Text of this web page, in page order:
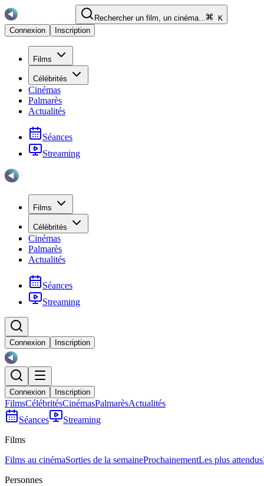
Rechercher un film, un cinéma...
K
Connexion
Inscription
Films
Célébrités
Cinémas
Palmarès
Actualités
Séances
Streaming
Films
Célébrités
Cinémas
Palmarès
Actualités
Séances
Streaming
Connexion Inscription
Connexion Inscription
FilmsCélébritésCinémasPalmarèsActualités
Séances
Streaming
Films
Films au cinémaSorties de la semaineProchainementLes plus attendus
Personnes